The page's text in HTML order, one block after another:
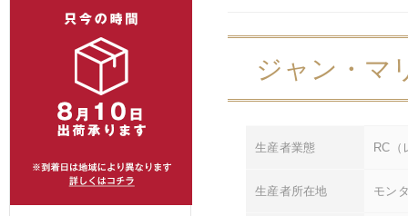
ジャン・マ
生産者業態 RC（
生産者所在地 モン